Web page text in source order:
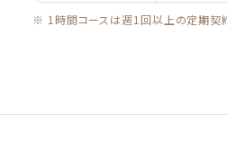
※ 1時間コースは週1回以上の定期契